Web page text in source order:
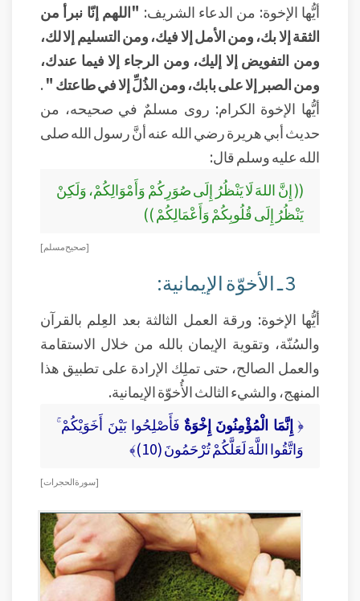
أيُّها الإخوة: من الدعاء الشريف: "اللهم إنّا نبرأ من
الثقة إلا بك، ومن الأمل إلا فيك، ومن التسليم إلا لك،
ومن التفويض إلا إليك، ومن الرجاء إلا فيما عندك،
ومن الصبر إلا على بابك، ومن الذُلِّ إلا في طاعتك ".
أيُّها الإخوة الكرام: روى مسلمٌ في صحيحه، من
حديث أبي هريرة رضي الله عنه أنَّ رسول الله صلى
الله عليه وسلم قال:
(( إِنَّ اللهَ لَا يَنْظُرُ إِلَى صُوَرِكُمْ وَأَمْوَالِكُمْ، وَلَكِنْ
يَنْظُرُ إِلَى قُلُوبِكُمْ وَأَعْمَالِكُمْ ))
[ صحيح مسلم ]
3 ـ الأخوّة الإيمانية:
أيُّها الإخوة: ورقة العمل الثالثة بعد العِلم بالقرآن
والسُنّة، وتقوية الإيمان بالله من خلال الاستقامة
والعمل الصالح، حتى تملِك الإرادة على تطبيق هذا
المنهج، والشيء الثالث الأُخوّة الإيمانية.
﴿ إِنَّمَا الْمُؤْمِنُونَ إِخْوَةٌ فَأَصْلِحُوا بَيْنَ أَخَوَيْكُمْ ۚ
وَاتَّقُوا اللَّهَ لَعَلَّكُمْ تُرْحَمُونَ (10)﴾
[ سورة الحجرات ]